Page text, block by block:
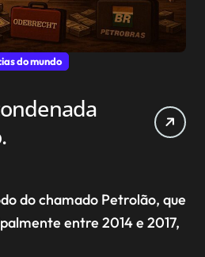
do mundo
do chamado Petrolão, que
entre 2014 e 2017,